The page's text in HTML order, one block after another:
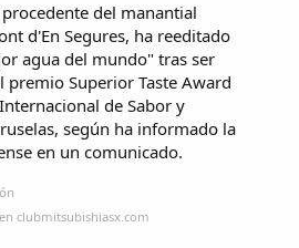
del manantial
d'En Segures, ha reeditado
agua del mundo" tras ser
premio Superior Taste Award
de Sabor y
según ha informado la
en un comunicado.
clubmitsubishiasx.com